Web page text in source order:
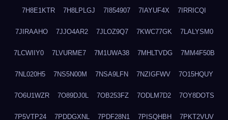
7H8E1KTR 7H8LPLGJ 7I854907 7IAYUF4X 7IRRICQI
7JIRAAHO 7JJO4AR2 7JLOZ9Q7 7KWC77GK 7LALYSM0
7LCWIIY0 7LVURME7 7M1UWA38 7MHLTVDG 7MM4F50B
7NL020H5 7NS5N00M 7NSA9LFN 7NZIGFWV 7O15HQUY
7O6U1WZR 7O89DJ0L 7OB253FZ 7ODLM7D2 7OY8DOTS
7P5VTP24 7PDDGXNL 7PDF28N1 7PISQHBH 7PKT2VUV